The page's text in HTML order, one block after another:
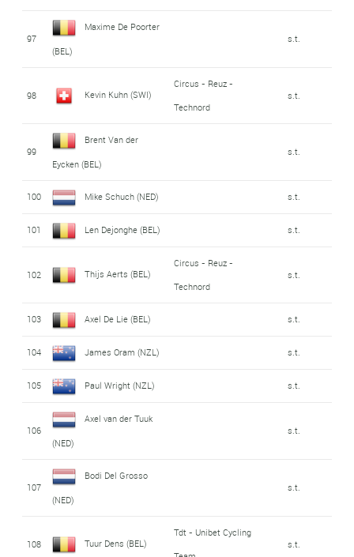
97
Maxime De Poorter
(BEL)
s.t.
98 Kevin Kuhn (SWI)
Circus - Reuz -
Technord
s.t.
99
Brent Van der
Eycken (BEL)
s.t.
100 Mike Schuch (NED) s.t.
101 Len Dejonghe (BEL) s.t.
102 Thijs Aerts (BEL)
Circus - Reuz -
Technord
s.t.
103 Axel De Lie (BEL) s.t.
104 James Oram (NZL) s.t.
105 Paul Wright (NZL) s.t.
106
Axel van der Tuuk
(NED)
s.t.
107
Bodi Del Grosso
(NED)
s.t.
108 Tuur Dens (BEL)
Tdt - Unibet Cycling
s.t.